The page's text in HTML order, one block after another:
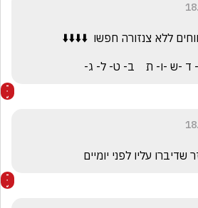
ד -ש -ו- ת    ב- ט- ל- ג-
שדיברו עליו לפני יומיים